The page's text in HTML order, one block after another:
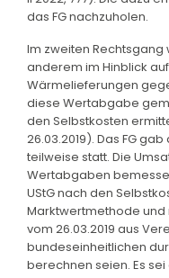
das FG nachzuholen.
Im zweiten
anderem im Hinblick
Wärmelieferungen
diese Wertabgabe
den Selbstkosten
26.03.2019). Das FG
teilweise statt. Die
Wertabgaben bemesse
UStG nach den
Marktwertmethode
vom 26.03.2019 aus
bundeseinheitlichen
berechnen seien. Es